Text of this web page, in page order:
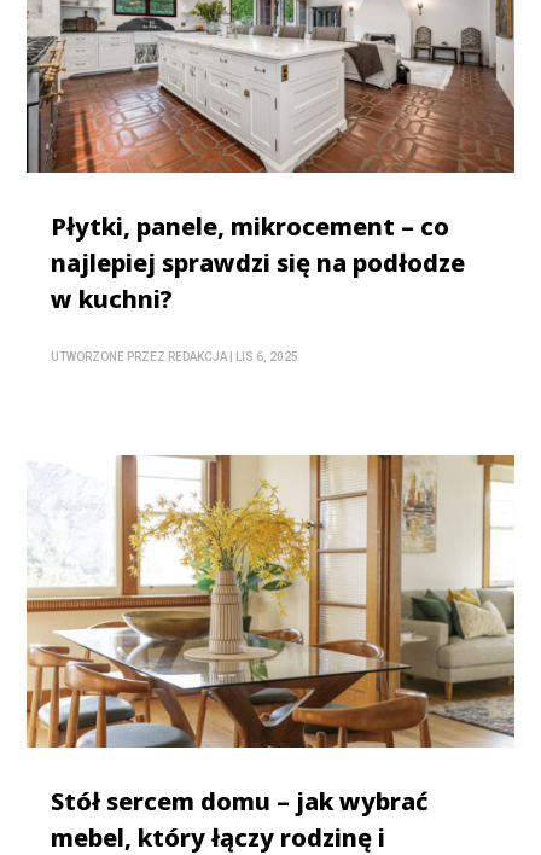
Płytki, panele, mikrocement – co
najlepiej sprawdzi się na podłodze
w kuchni?
UTWORZONE PRZEZ REDAKCJA LIS 6, 2025
Stół sercem domu – jak wybrać
mebel, który łączy rodzinę i